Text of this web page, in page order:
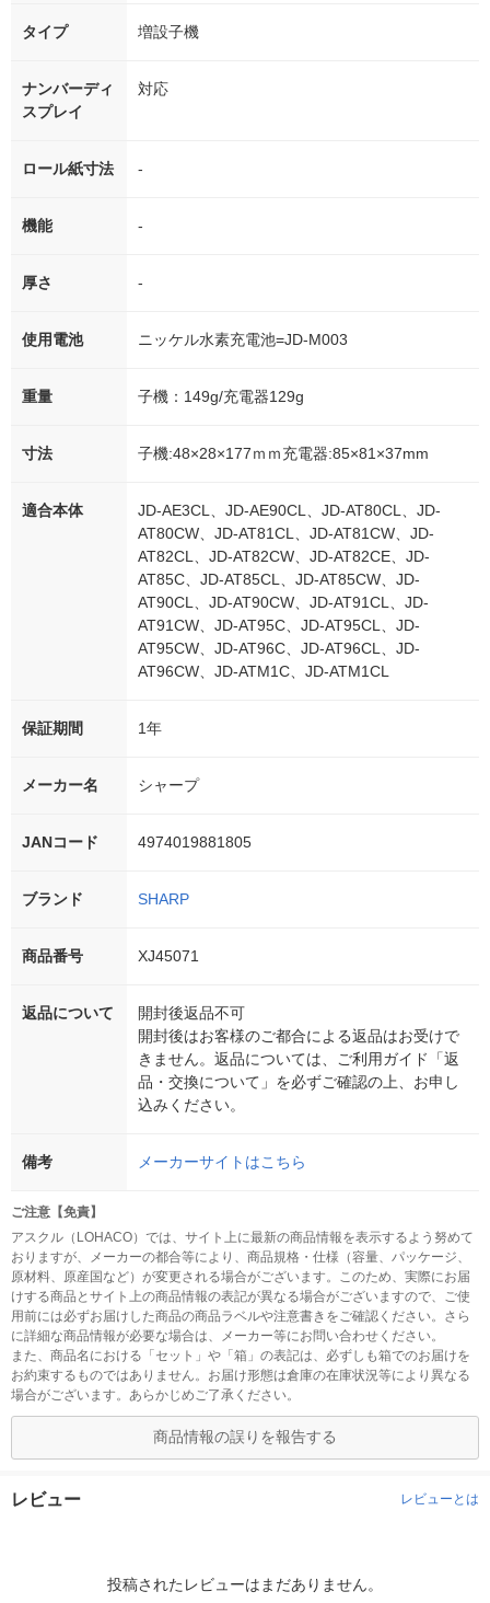
タイプ 増設子機
ナンバーディ
スプレイ
対応
ロール紙寸法 -
機能 -
厚さ -
使用電池 ニッケル水素充電池=JD-M003
重量 子機：149g/充電器129g
寸法 子機:48×28×177ｍｍ充電器:85×81×37mm
適合本体
JD-AE3CL、JD-AE90CL、JD-AT80CL、JD-
AT80CW、JD-AT81CL、JD-AT81CW、JD-
AT82CL、JD-AT82CW、JD-AT82CE、JD-
AT85C、JD-AT85CL、JD-AT85CW、JD-
AT90CL、JD-AT90CW、JD-AT91CL、JD-
AT91CW、JD-AT95C、JD-AT95CL、JD-
AT95CW、JD-AT96C、JD-AT96CL、JD-
AT96CW、JD-ATM1C、JD-ATM1CL
保証期間 1年
メーカー名 シャープ
JANコード 4974019881805
ブランド SHARP
商品番号 XJ45071
返品について
開封後返品不可
開封後はお客様のご都合による返品はお受けで
きません。返品については、ご利用ガイド「返
品・交換について」を必ずご確認の上、お申し
込みください。
備考 メーカーサイトはこちら
ご注意【免責】
アスクル（LOHACO）では、サイト上に最新の商品情報を表示するよう努めて
おりますが、メーカーの都合等により、商品規格・仕様（容量、パッケージ、
原材料、原産国など）が変更される場合がございます。このため、実際にお届
けする商品とサイト上の商品情報の表記が異なる場合がございますので、ご使
用前には必ずお届けした商品の商品ラベルや注意書きをご確認ください。さら
に詳細な商品情報が必要な場合は、メーカー等にお問い合わせください。
また、商品名における「セット」や「箱」の表記は、必ずしも箱でのお届けを
お約束するものではありません。お届け形態は倉庫の在庫状況等により異なる
場合がございます。あらかじめご了承ください。
商品情報の誤りを報告する
レビュー レビューとは
投稿されたレビューはまだありません。